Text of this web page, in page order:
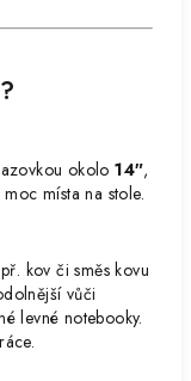
okolo14″,
místa na stole.
kov či směs kovu
vůči
levné notebooky.